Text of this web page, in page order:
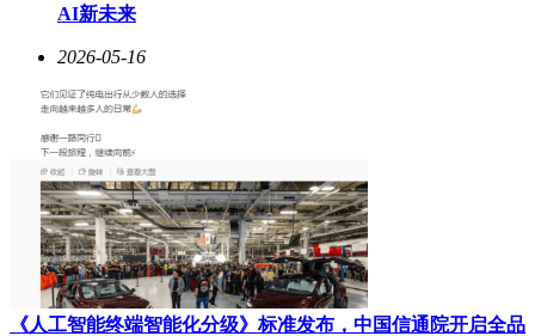
注，或将影响公司短期股价表现。而章程修订议案则可能涉及
治理结构优化，为后续战略发展铺路。当前小家电行业竞争加
剧，石头科技作为智能清洁领域头部企业，其资本运作动态持
续成为投资者观察行业趋势的重要窗口。
AI新未来
2026-05-16
《人工智能终端智能化分级》标准发布，中国信通院开启全品